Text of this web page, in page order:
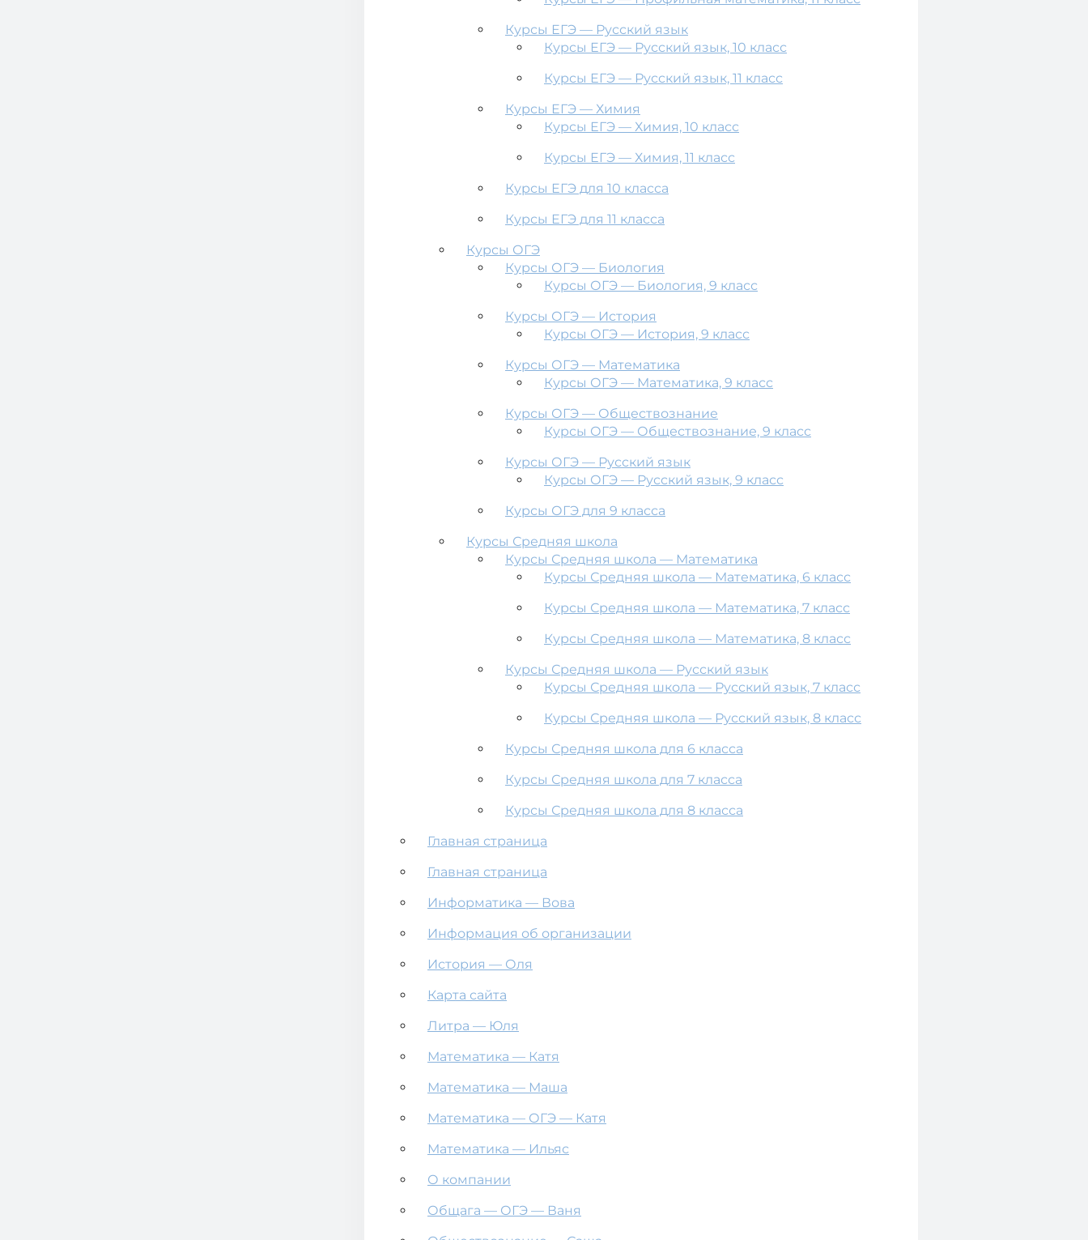
Курсы ЕГЭ — Русский язык
Курсы ЕГЭ — Русский язык, 10 класс
Курсы ЕГЭ — Русский язык, 11 класс
Курсы ЕГЭ — Химия
Курсы ЕГЭ — Химия, 10 класс
Курсы ЕГЭ — Химия, 11 класс
Курсы ЕГЭ для 10 класса
Курсы ЕГЭ для 11 класса
Курсы ОГЭ
Курсы ОГЭ — Биология
Курсы ОГЭ — Биология, 9 класс
Курсы ОГЭ — История
Курсы ОГЭ — История, 9 класс
Курсы ОГЭ — Математика
Курсы ОГЭ — Математика, 9 класс
Курсы ОГЭ — Обществознание
Курсы ОГЭ — Обществознание, 9 класс
Курсы ОГЭ — Русский язык
Курсы ОГЭ — Русский язык, 9 класс
Курсы ОГЭ для 9 класса
Курсы Средняя школа
Курсы Средняя школа — Математика
Курсы Средняя школа — Математика, 6 класс
Курсы Средняя школа — Математика, 7 класс
Курсы Средняя школа — Математика, 8 класс
Курсы Средняя школа — Русский язык
Курсы Средняя школа — Русский язык, 7 класс
Курсы Средняя школа — Русский язык, 8 класс
Курсы Средняя школа для 6 класса
Курсы Средняя школа для 7 класса
Курсы Средняя школа для 8 класса
Главная страница
Главная страница
Информатика — Вова
Информация об организации
История — Оля
Карта сайта
Литра — Юля
Математика — Катя
Математика — Маша
Математика — ОГЭ — Катя
Математика — Ильяс
О компании
Общага — ОГЭ — Ваня